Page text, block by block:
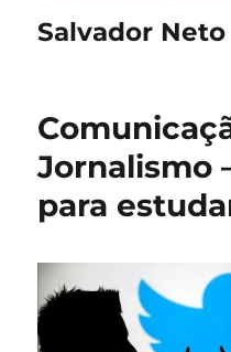
Salvador Neto
Jornalismo
para